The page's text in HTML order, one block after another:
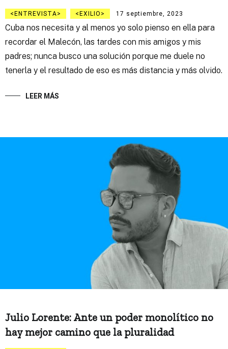
ENTREVISTA EXILIO 17 septiembre, 2023
Cuba nos necesita y al menos yo solo pienso en ella para
recordar el Malecón, las tardes con mis amigos y mis
padres; nunca busco una solución porque me duele no
tenerla y el resultado de eso es más distancia y más olvido.
LEER MÁS
Julio Lorente: Ante un poder monolítico no
hay mejor camino que la pluralidad